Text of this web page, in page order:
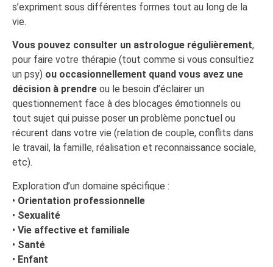
s’expriment sous différentes formes tout au long de la
vie.
Vous pouvez consulter un astrologue régulièrement,
pour faire votre thérapie (tout comme si vous consultiez
un psy) ou occasionnellement quand vous avez une
décision à prendre ou le besoin d’éclairer un
questionnement face à des blocages émotionnels ou
tout sujet qui puisse poser un problème ponctuel ou
récurent dans votre vie (relation de couple, conflits dans
le travail, la famille, réalisation et reconnaissance sociale,
etc).
Exploration d’un domaine spécifique :
• Orientation professionnelle
• Sexualité
• Vie affective et familiale
• Santé
• Enfant